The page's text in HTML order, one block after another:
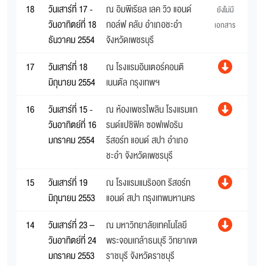
18
วันเสาร์ที่ 17 -
วันอาทิตย์ที่ 18
ธันวาคม 2554
ณ อิมพีเรียล เลค วิว แอนด์
กอล์ฟ คลับ อำเภอชะอำ
จังหวัดเพชรบุรี
ยังไม่มี
เอกสาร
17
วันเสาร์ที่ 18
มิถุนายน 2554
ณ โรงแรมอินเตอร์คอนติ
เนนตัล กรุงเทพฯ
16
วันเสาร์ที่ 15 -
วันอาทิตย์ที่ 16
มกราคม 2554
ณ ห้องเพชรไพลิน โรงแรมแก
รนด์แปซิฟิค ซอฟเฟอริน
รีสอร์ท แอนด์ สปา อำเภอ
ชะอำ จังหวัดเพชรบุรี
15
วันเสาร์ที่ 19
มิถุนายน 2553
ณ โรงแรมแมริออท รีสอร์ท
แอนด์ สปา กรุงเทพมหานคร
14
วันเสาร์ที่ 23 –
วันอาทิตย์ที่ 24
มกราคม 2553
ณ มหาวิทยาลัยเทคโนโลยี
พระจอมเกล้าธนบุรี วิทยาเขต
ราชบุรี จังหวัดราชบุรี